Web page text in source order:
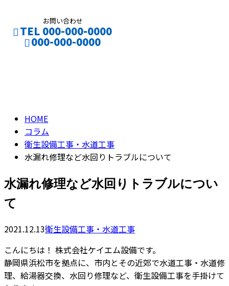
お問い合わせ
TEL 000-000-0000
000-000-0000
HOME
コラム
衛生設備工事・水道工事
水漏れ修理など水回りトラブルについて
水漏れ修理など水回りトラブルについ
て
2021.12.13衛生設備工事・水道工事
こんにちは！ 株式会社ケイエム設備です。
静岡県浜松市を拠点に、市内とその近郊で水道工事・水道修
理、給湯器交換、水回り修理など、衛生設備工事を手掛けて